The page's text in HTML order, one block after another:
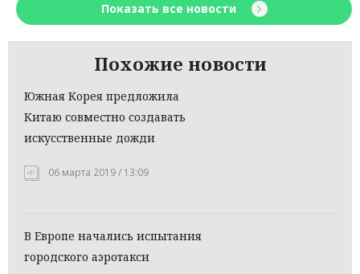
Показать все новости
Похожие новости
Южная Корея предложила
Китаю совместно создавать
искусственные дожди
06 марта 2019 / 13:09
В Европе начались испытания
городского аэротакси